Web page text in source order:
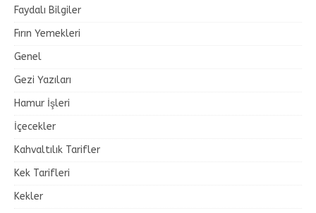
Faydalı Bilgiler
Fırın Yemekleri
Genel
Gezi Yazıları
Hamur İşleri
İçecekler
Kahvaltılık Tarifler
Kek Tarifleri
Kekler